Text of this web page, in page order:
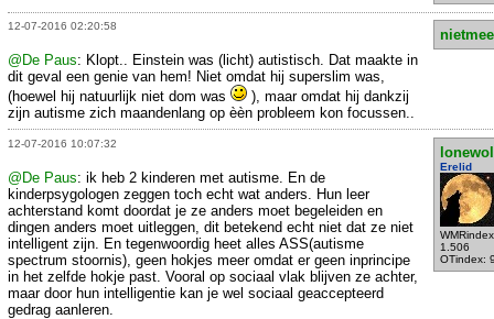
12-07-2016 02:20:58
@De Paus: Klopt.. Einstein was (licht) autistisch. Dat maakte in
dit geval een genie van hem! Niet omdat hij superslim was,
(hoewel hij natuurlijk niet dom was
), maar omdat hij dankzij
zijn autisme zich maandenlang op èèn probleem kon focussen..
12-07-2016 10:07:32
Erelid
1.506
OTindex:
@De Paus: ik heb 2 kinderen met autisme. En de
kinderpsygologen zeggen toch echt wat anders. Hun leer
achterstand komt doordat je ze anders moet begeleiden en
dingen anders moet uitleggen, dit betekend echt niet dat ze niet
intelligent zijn. En tegenwoordig heet alles ASS(autisme
spectrum stoornis), geen hokjes meer omdat er geen inprincipe
in het zelfde hokje past. Vooral op sociaal vlak blijven ze achter,
maar door hun intelligentie kan je wel sociaal geaccepteerd
gedrag aanleren.